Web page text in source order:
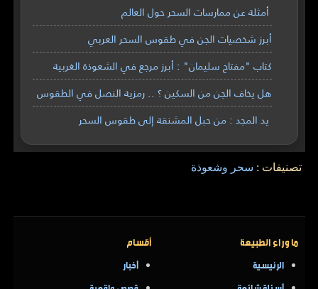
أمثلة عن ممارسات السحر حول العالم
أبرز شخصيات الجن في طقوس السحر العربي
كتاب "مفتاح سليمان" : أبرز مرجع في الشعوذة الغربية
هل يخاف الجن من السكين ؟ .. رمزية النصل في الطقوس
يد المجد : من حبل المشنقة إلى طقوس السحر
تصنيفات : سحر وشعوذة
ما وراء الطبيعة
الرئيسية
أقسام
أخبار